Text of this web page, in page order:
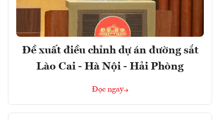
Đề xuất điều chỉnh dự án đường sắt
Lào Cai - Hà Nội - Hải Phòng
Đọc ngay